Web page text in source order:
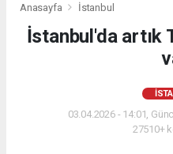
Anasayfa İstanbul
İstanbul'da artık
03.04.2026 - 14:01,
27510+